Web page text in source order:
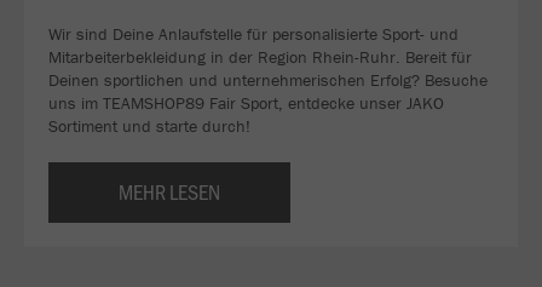
Wir sind Deine Anlaufstelle für personalisierte Sport- und
Mitarbeiterbekleidung in der Region Rhein-Ruhr. Bereit für
Deinen sportlichen und unternehmerischen Erfolg? Besuche
uns im TEAMSHOP89 Fair Sport, entdecke unser JAKO
Sortiment und starte durch!
MEHR LESEN